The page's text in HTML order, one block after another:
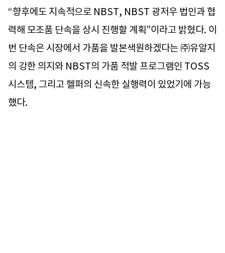
“향후에도 지속적으로 NBST, NBST 광저우 법인과 협
력해 모조품 단속을 상시 진행할 계획”이라고 밝혔다. 이
번 단속은 시장에서 가품을 발본색원하겠다는 ㈜유알지
의 강한 의지와 NBST의 가품 적발 프로그램인 TOSS
시스템, 그리고 헬퍼의 신속한 실행력이 있었기에 가능
했다.